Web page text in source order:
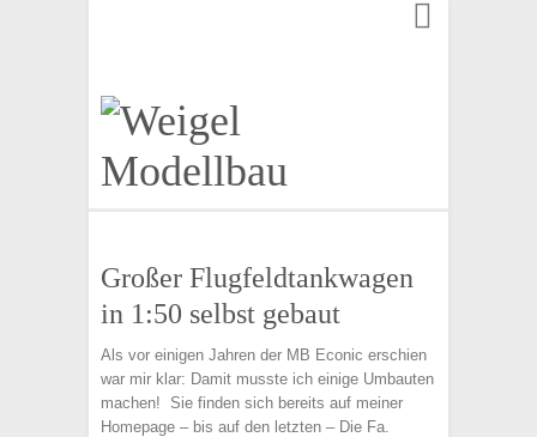
Großer Flugfeldtankwagen
in 1:50 selbst gebaut
Als vor einigen Jahren der MB Econic erschien
war mir klar: Damit musste ich einige Umbauten
machen! Sie finden sich bereits auf meiner
Homepage – bis auf den letzten – Die Fa.